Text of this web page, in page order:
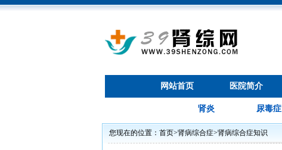
网站首页 医院简介
肾炎 尿毒症
您现在的位置： 首页>肾病综合症>肾病综合症知识